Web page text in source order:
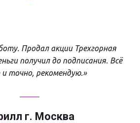
Продал акции Трехгорная
получил до подписания. Всё
точно, рекомендую.»
г. Москва